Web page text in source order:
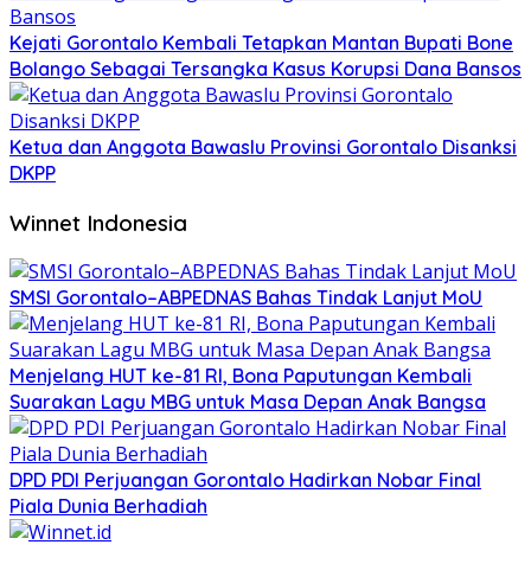
Kejati Gorontalo Kembali Tetapkan Mantan Bupati Bone
Bolango Sebagai Tersangka Kasus Korupsi Dana Bansos
Ketua dan Anggota Bawaslu Provinsi Gorontalo Disanksi
DKPP
Winnet Indonesia
SMSI Gorontalo–ABPEDNAS Bahas Tindak Lanjut MoU
Menjelang HUT ke-81 RI, Bona Paputungan Kembali
Suarakan Lagu MBG untuk Masa Depan Anak Bangsa
DPD PDI Perjuangan Gorontalo Hadirkan Nobar Final
Piala Dunia Berhadiah